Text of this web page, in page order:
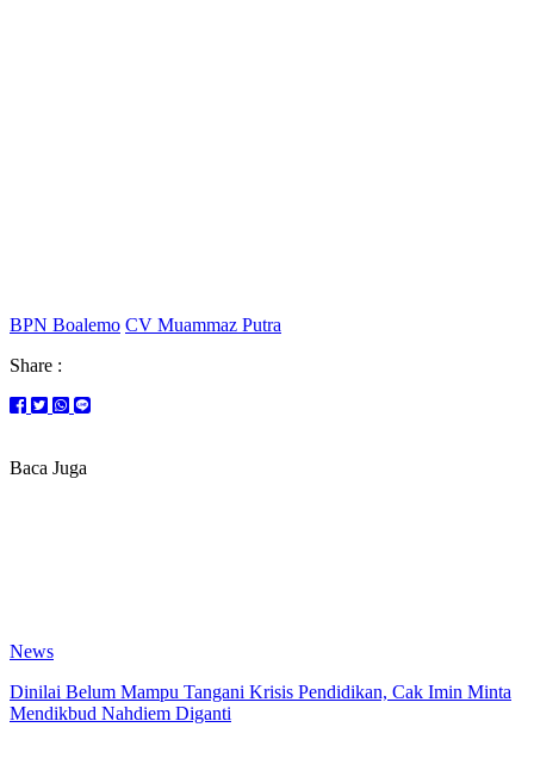
BPN Boalemo CV Muammaz Putra
Share :
Baca Juga
News
Dinilai Belum Mampu Tangani Krisis Pendidikan, Cak Imin Minta
Mendikbud Nahdiem Diganti